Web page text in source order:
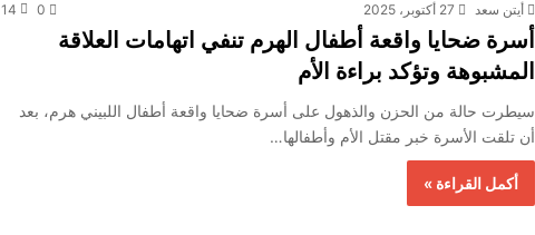
أيتن سعد 27 أكتوبر، 2025 0
14
أسرة ضحايا واقعة أطفال الهرم تنفي اتهامات العلاقة
المشبوهة وتؤكد براءة الأم
سيطرت حالة من الحزن والذهول على أسرة ضحايا واقعة أطفال اللبيني هرم، بعد
أن تلقت الأسرة خبر مقتل الأم وأطفالها…
أكمل القراءة »